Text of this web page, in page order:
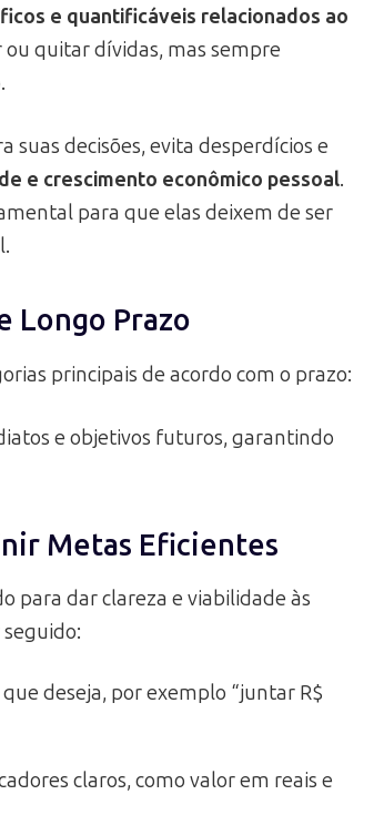
e quantificáveis relacionados ao
quitar dívidas, mas sempre
suas decisões, evita desperdícios e
e crescimento econômico pessoal.
para que elas deixem de ser
Longo Prazo
principais de acordo com o prazo:
e objetivos futuros, garantindo
Metas Eficientes
para dar clareza e viabilidade às
deseja, por exemplo “juntar R$
claros, como valor em reais e